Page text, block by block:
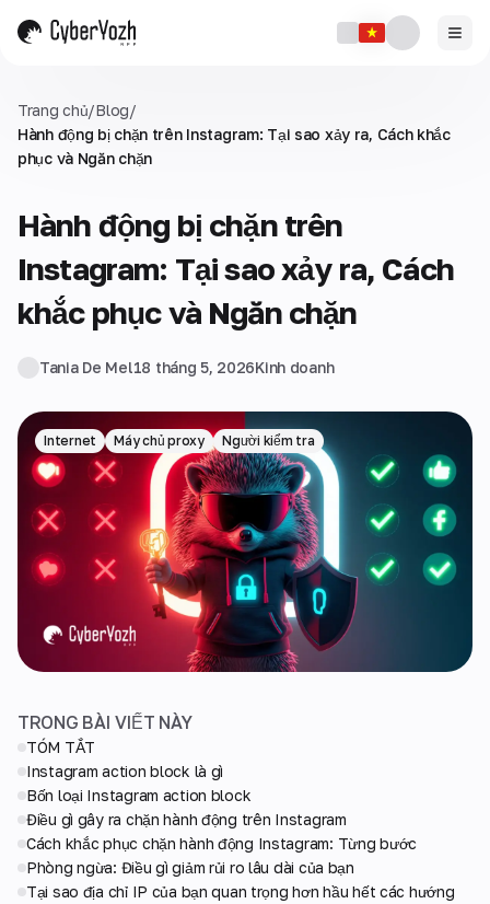
Trang chủ/Blog/
Hành động bị chặn trên Instagram: Tại sao xảy ra, Cách khắc
phục và Ngăn chặn
Hành động bị chặn trên
Instagram: Tại sao xảy ra, Cách
khắc phục và Ngăn chặn
Tania De Mel18 tháng 5, 2026Kinh doanh
Internet Máy chủ proxy Người kiểm tra
TRONG BÀI VIẾT NÀY
TÓM TẮT
Instagram action block là gì
Bốn loại Instagram action block
Điều gì gây ra chặn hành động trên Instagram
Cách khắc phục chặn hành động Instagram: Từng bước
Phòng ngừa: Điều gì giảm rủi ro lâu dài của bạn
Tại sao địa chỉ IP của bạn quan trọng hơn hầu hết các hướng